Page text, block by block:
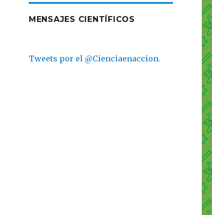
MENSAJES CIENTÍFICOS
Tweets por el @Cienciaenaccion.